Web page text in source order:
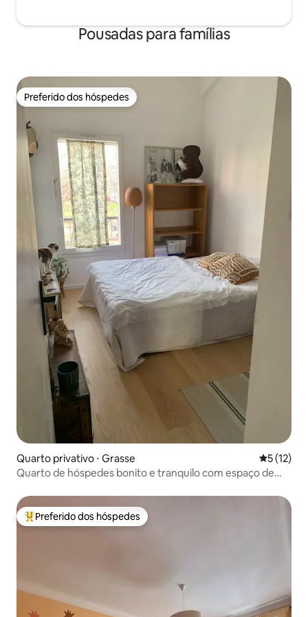
Pousadas para famílias
Preferido dos hóspedes
Preferido dos hóspedes
Quarto privativo ⋅ Grasse 5 de uma
5 (12)
Quarto de hóspedes bonito e tranquilo com espaço de
Entre os melhores preferidos dos hóspedes
Preferido dos hóspedes